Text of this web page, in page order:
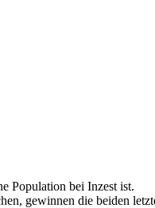
Population bei Inzest ist.
gewinnen die beiden